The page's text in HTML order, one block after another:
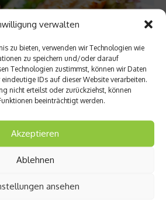
verwalten
zu bieten, verwenden wir Technologien wie
zu speichern und/oder darauf
Technologien zustimmst, können wir Daten
IDs auf dieser Website verarbeiten.
nicht erteilst oder zurückziehst, können
beeinträchtigt werden.
Akzeptieren
Ablehnen
ansehen
Avocado und Hähnchenbrust
da. Und wir haben das passende